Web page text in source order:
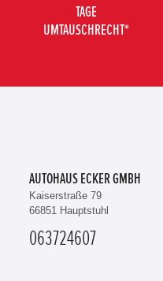
TAGE
UMTAUSCHRECHT*
AUTOHAUS ECKER GMBH
Kaiserstraße 79
66851 Hauptstuhl
063724607